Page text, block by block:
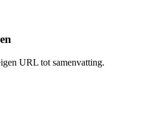
URL tot samenvatting.